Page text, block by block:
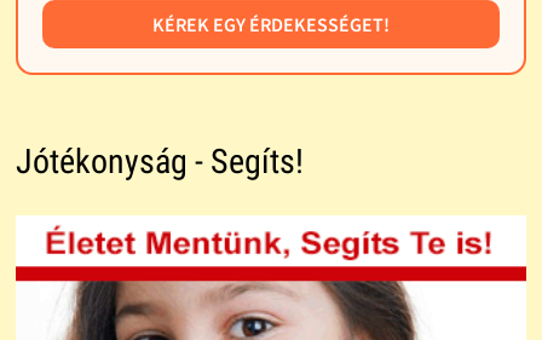
KÉREK EGY ÉRDEKESSÉGET!
Jótékonyság - Segíts!